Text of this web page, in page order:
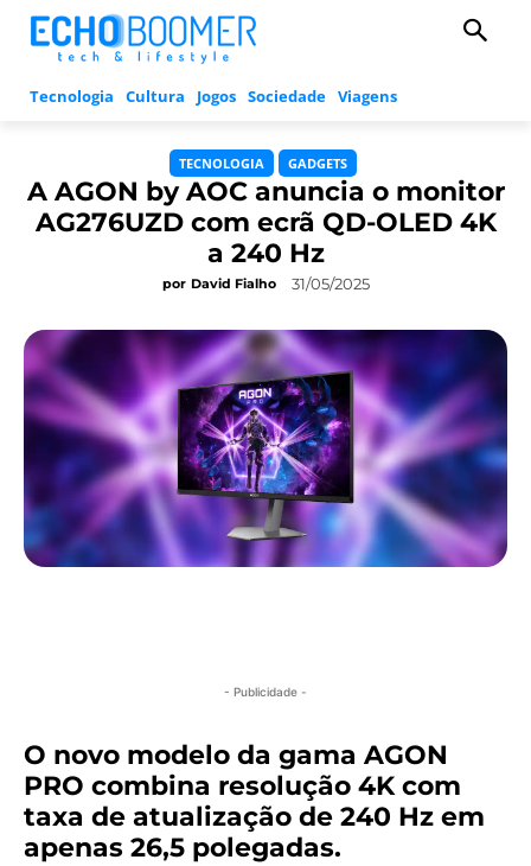
Tecnologia Cultura Jogos Sociedade Viagens
TECNOLOGIA GADGETS
A AGON by AOC anuncia o monitor
AG276UZD com ecrã QD-OLED 4K
a 240 Hz
por David Fialho 31/05/2025
- Publicidade -
O novo modelo da gama AGON
PRO combina resolução 4K com
taxa de atualização de 240 Hz em
apenas 26,5 polegadas.